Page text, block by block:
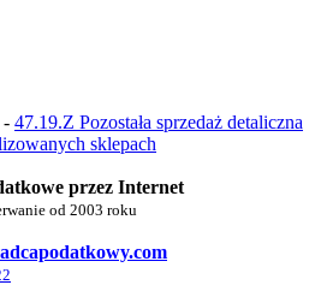
- 47.19.Z Pozostała sprzedaż detaliczna
sklepach
przez Internet
od 2003 roku